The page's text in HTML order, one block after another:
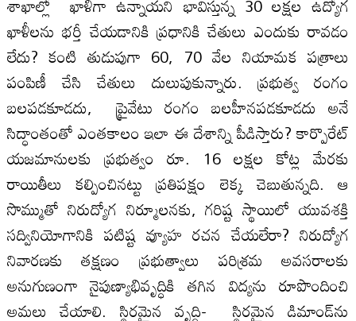
ఖాళీలను భర్తీ చేయడానికి ప్రధానికి చేతులు ఎందుకు రావడం
లేదు? కంటి తుడుపుగా 60, 70 వేల నియామక పత్రాలు
పంపిణీ చేసి చేతులు దులుపుకున్నారు. ప్రభుత్వ రంగం
బలపడకూడదు, ప్రైవేటు రంగం బలహీనపడకూడదు అనే
సిద్ధాంతంతో ఎంతకాలం ఇలా ఈ దేశాన్ని పీడిస్తారు? కార్పొరేట్‌
యజమానులకు ప్రభుత్వం రూ. 16 లక్షల కోట్ల మేరకు
రాయితీలు కల్పించినట్టు ప్రతిపక్షం లెక్క చెబుతున్నది. ఆ
సొమ్ముతో నిరుద్యోగ నిర్మూలనకు, గరిష్ట స్థాయిలో యువశక్తి
సద్వినియోగానికి పటిష్ట వ్యూహ రచన చేయలేరా? నిరుద్యోగ
నివారణకు తక్షణం ప్రభుత్వాలు పరిశ్రమ అవసరాలకు
అనుగుణంగా నైపుణ్యాభివృద్ధికి తగిన విద్యను రూపొందించి
అమలు చేయాలి. స్థిరమైన వృద్ధి- స్థిరమైన డిమాండ్‌ను